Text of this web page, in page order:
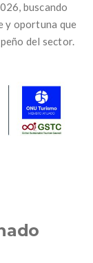
buscando
y oportuna que
del sector.